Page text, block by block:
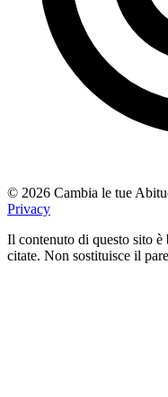
© 2026 Cambia le tue
Privacy
Il contenuto di questo sito è
citate. Non sostituisce il